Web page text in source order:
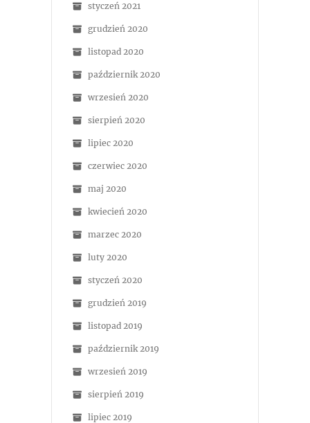
styczeń 2021
grudzień 2020
listopad 2020
październik 2020
wrzesień 2020
sierpień 2020
lipiec 2020
czerwiec 2020
maj 2020
kwiecień 2020
marzec 2020
luty 2020
styczeń 2020
grudzień 2019
listopad 2019
październik 2019
wrzesień 2019
sierpień 2019
lipiec 2019